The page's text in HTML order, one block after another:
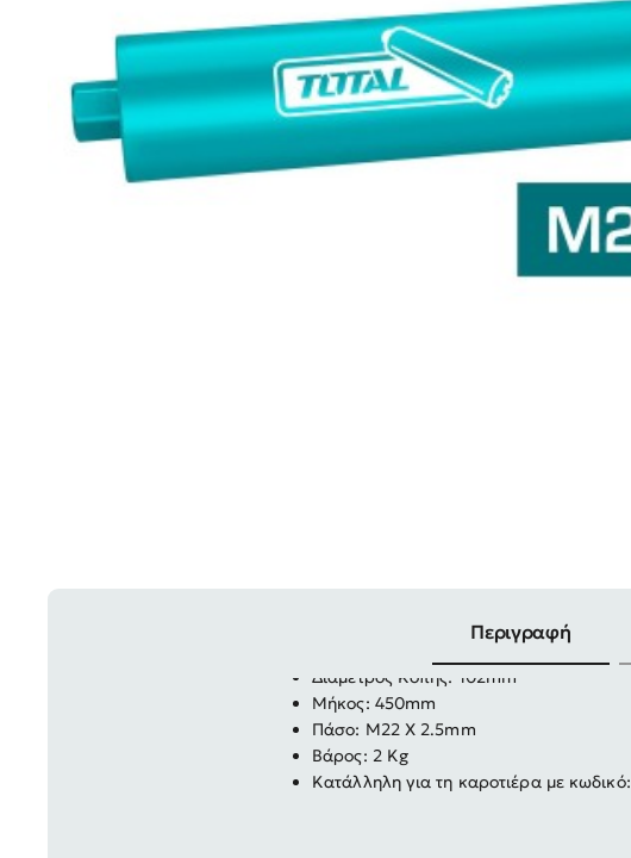
Περιγραφή
Διάμετρος Κοπής: 102mm
Μήκος: 450mm
Πάσο: Μ22 Χ 2.5mm
Βάρος: 2 Kg
Κατάλληλη για τη καροτιέρα με κωδικό: